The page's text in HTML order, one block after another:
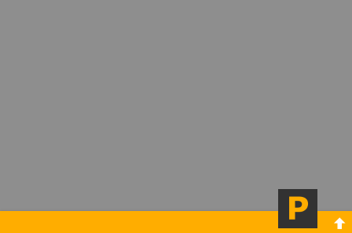
